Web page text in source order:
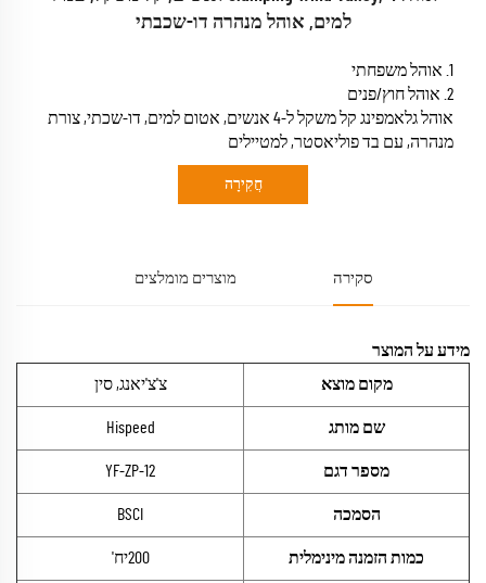
למים, אוהל מנהרה דו-שכבתי
1. אוהל משפחתי
2. אוהל חוץ/פנים
אוהל גלאמפינג קל משקל ל-4 אנשים, אטום למים, דו-שכתי, צורת
מנהרה, עם בד פוליאסטר, למטיילים
חֲקִירָה
סקירה מוצרים מומלצים
מידע על המוצר
מקום מוצא
צ'צ'יאנג, סין
שם מותג Hispeed
מספר דגם YF-ZP-12
הסמכה BSCI
כמות הזמנה מינימלית 200יח'